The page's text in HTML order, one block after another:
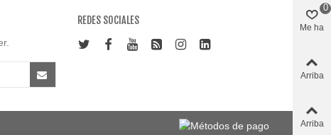
REDES SOCIALES
Me ha
0
Arriba
Arriba